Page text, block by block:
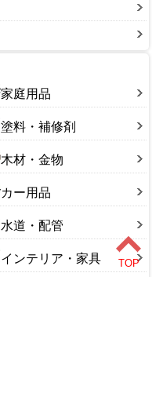
家庭用品
塗料・補修剤
木材・金物
カー用品
水道・配管
インテリア・家具